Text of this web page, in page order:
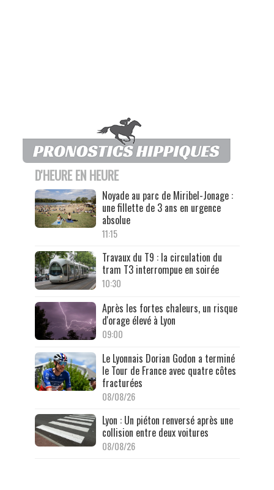
D'HEURE EN HEURE
Noyade au parc de Miribel-Jonage :
une fillette de 3 ans en urgence
absolue
11:15
Travaux du T9 : la circulation du
tram T3 interrompue en soirée
10:30
Après les fortes chaleurs, un risque
d'orage élevé à Lyon
09:00
Le Lyonnais Dorian Godon a terminé
le Tour de France avec quatre côtes
fracturées
08/08/26
Lyon : Un piéton renversé après une
collision entre deux voitures
08/08/26